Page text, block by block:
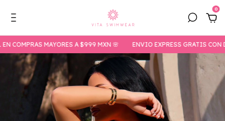
0
MAYORES A $999 MXN 🌸 ENVIO EXPRESS GRATIS CON DHL